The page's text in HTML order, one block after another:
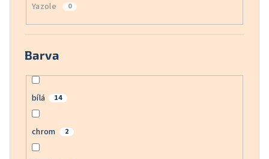
Yazole 0
Barva
bílá 14
chrom 2